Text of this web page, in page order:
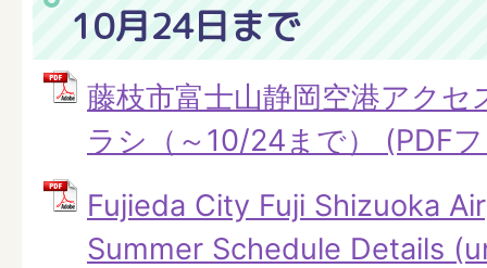
10月24日まで
藤枝市富士山静岡空港アク
ラシ（～10/24まで） (PDF
Fujieda City Fuji Shizuoka
Summer Schedule Details